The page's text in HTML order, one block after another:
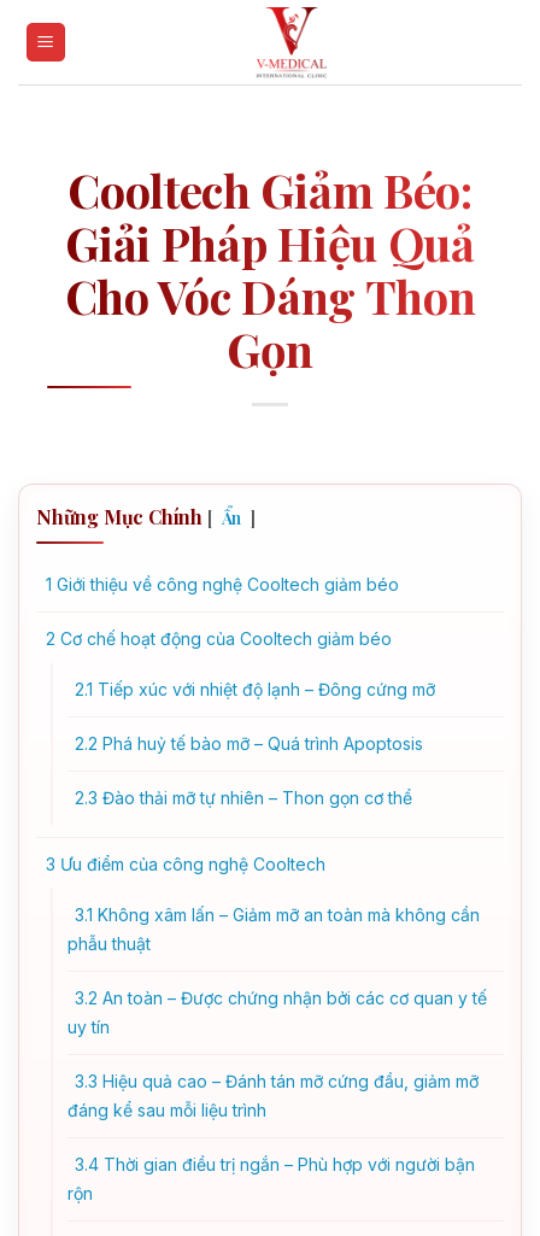
Cooltech Giảm Béo:
Giải Pháp Hiệu Quả
Cho Vóc Dáng Thon
Gọn
Những Mục Chính [ Ẩn ]
1 Giới thiệu về công nghệ Cooltech giảm béo
2 Cơ chế hoạt động của Cooltech giảm béo
2.1 Tiếp xúc với nhiệt độ lạnh – Đông cứng mỡ
2.2 Phá huỷ tế bào mỡ – Quá trình Apoptosis
2.3 Đào thải mỡ tự nhiên – Thon gọn cơ thể
3 Ưu điểm của công nghệ Cooltech
3.1 Không xâm lấn – Giảm mỡ an toàn mà không cần
phẫu thuật
3.2 An toàn – Được chứng nhận bởi các cơ quan y tế
uy tín
3.3 Hiệu quả cao – Đánh tán mỡ cứng đầu, giảm mỡ
đáng kể sau mỗi liệu trình
3.4 Thời gian điều trị ngắn – Phù hợp với người bận
rộn